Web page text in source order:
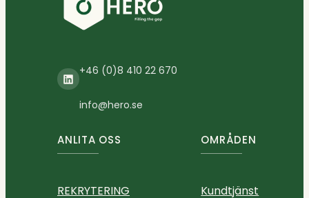
LinkedIn
+46 (0)8 410 22 670
info@hero.se
ANLITA OSS
REKRYTERING
OMRÅDEN
Kundtjänst